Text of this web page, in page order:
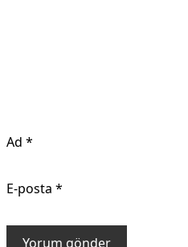
Ad *
E-posta *